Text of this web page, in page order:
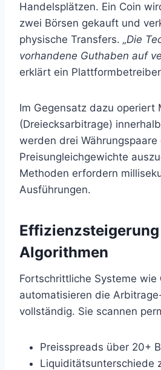
Handelsplätzen. Ein Coin
zwei Börsen gekauft und
physische Transfers. „Die
vorhandene Guthaben auf
erklärt ein
Im Gegensatz dazu operiert
(Dreiecksarbitrage)
werden drei Währungspaare
Preisungleichgewichte
Methoden erfordern
Ausführungen.
Algorithmen
Fortschrittliche Systeme wie
automatisieren die
vollständig. Sie scannen
Preisspreads über 20+
Liquiditätsunterschiede